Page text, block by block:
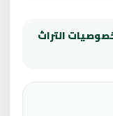
التراث